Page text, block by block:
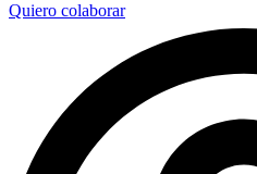
Quiero colaborar